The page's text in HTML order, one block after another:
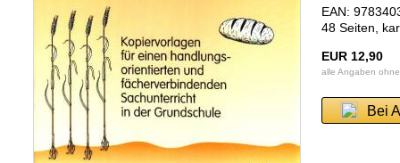
EAN:
48 Seiten,
EUR 12,90
alle Angaben
Bei